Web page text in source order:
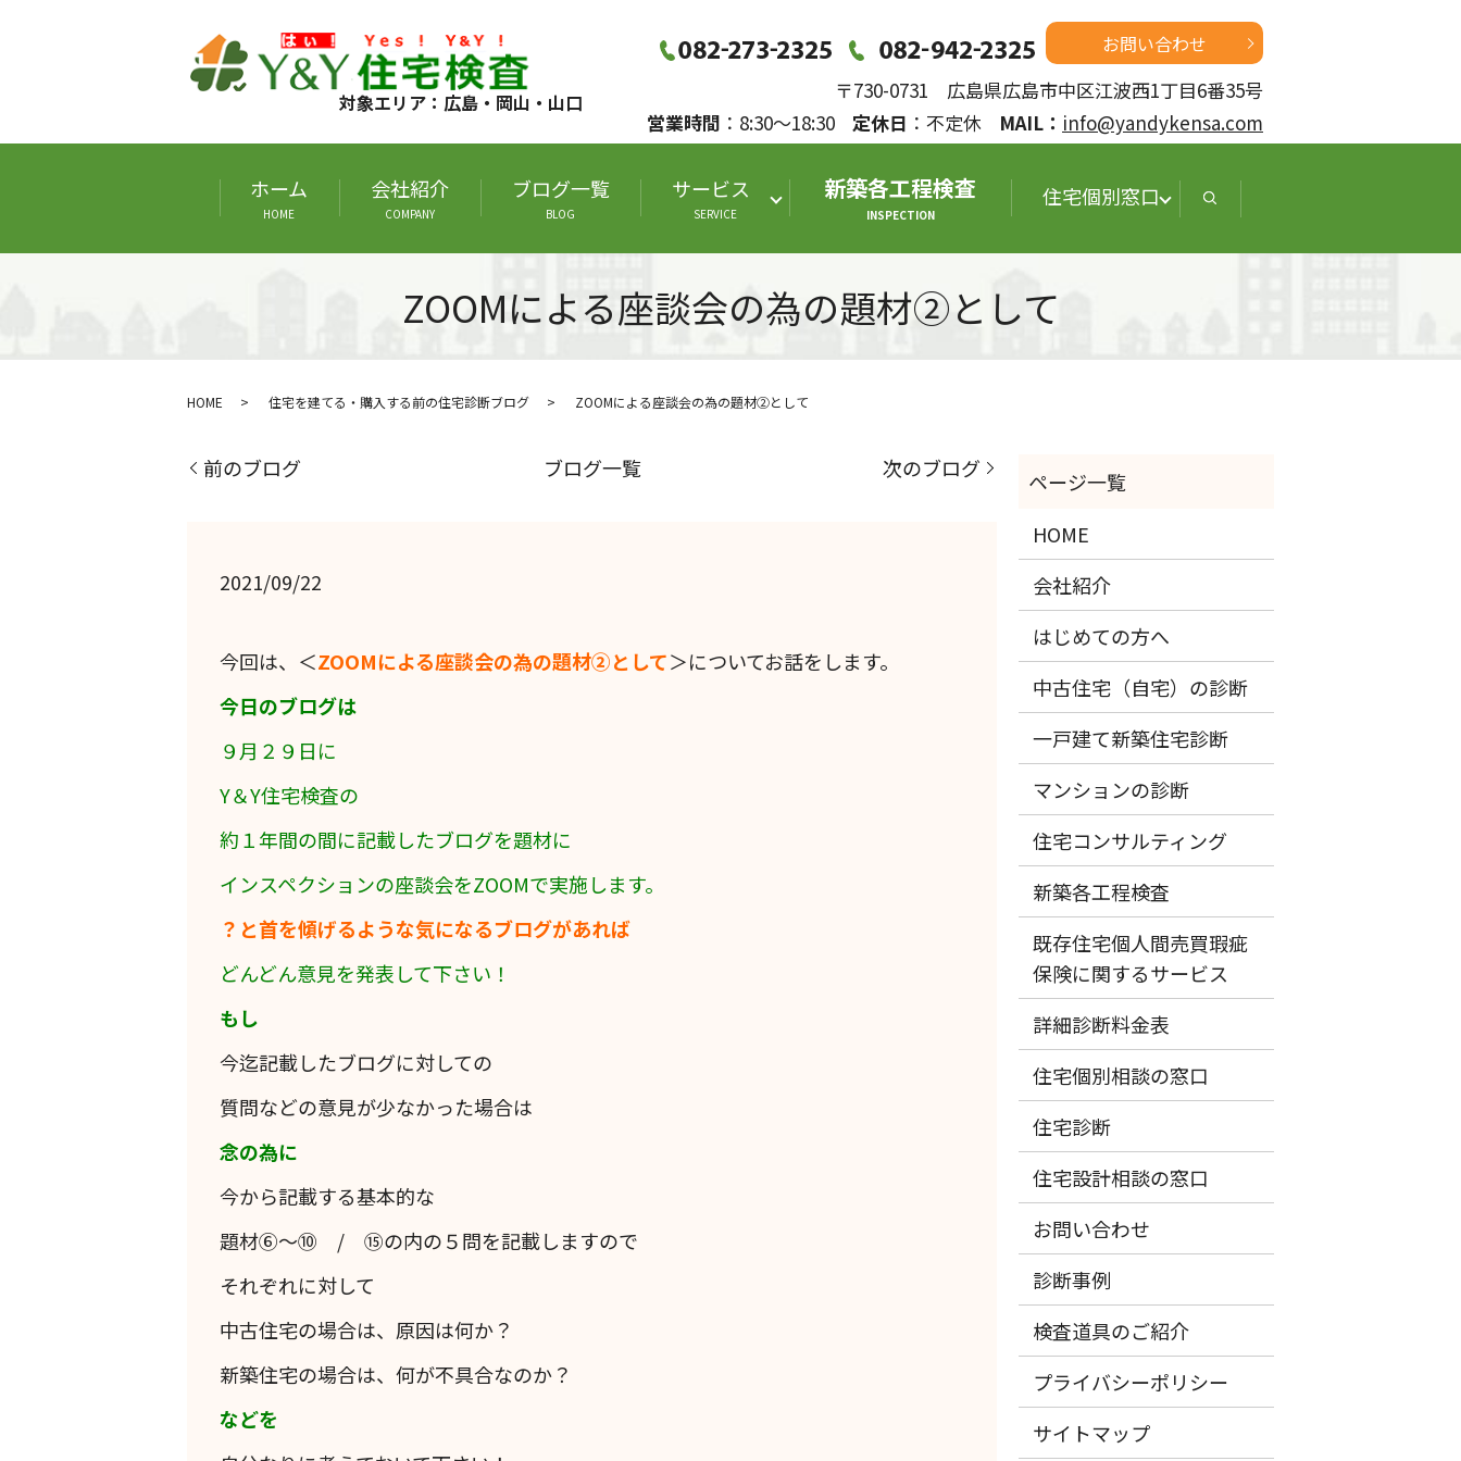
対象エリア：広島・岡山・山口
お問い合わせ
〒730-0731 広島県広島市中区江波西1丁目6番35号
営業時間 ：8:30～18:30 定休日 ：不定休 MAIL： info@yandykensa.com
ホーム
HOME
会社紹介
COMPANY
ブログ一覧
BLOG
サービス
SERVICE
新築各工程検査
INSPECTION
住宅個別窓口
ZOOMによる座談会の為の題材②として
HOME 住宅を建てる・購入する前の住宅診断ブログ ZOOMによる座談会の為の題材②として
前のブログ ブログ一覧 次のブログ
2021/09/22
今回は、＜ZOOMによる座談会の為の題材②として＞についてお話をします。
今日のブログは
９月２９日に
Y＆Y住宅検査の
約１年間の間に記載したブログを題材に
インスペクションの座談会をZOOMで実施します。
？と首を傾げるような気になるブログがあれば
どんどん意見を発表して下さい！
もし
今迄記載したブログに対しての
質問などの意見が少なかった場合は
念の為に
今から記載する基本的な
題材⑥～⑩ / ⑮の内の５問を記載しますので
それぞれに対して
中古住宅の場合は、原因は何か？
新築住宅の場合は、何が不具合なのか？
などを
HOME
会社紹介
はじめての方へ
中古住宅（自宅）の診断
一戸建て新築住宅診断
マンションの診断
住宅コンサルティング
新築各工程検査
既存住宅個人間売買瑕疵
保険に関するサービス
詳細診断料金表
住宅個別相談の窓口
住宅診断
住宅設計相談の窓口
お問い合わせ
診断事例
検査道具のご紹介
プライバシーポリシー
サイトマップ